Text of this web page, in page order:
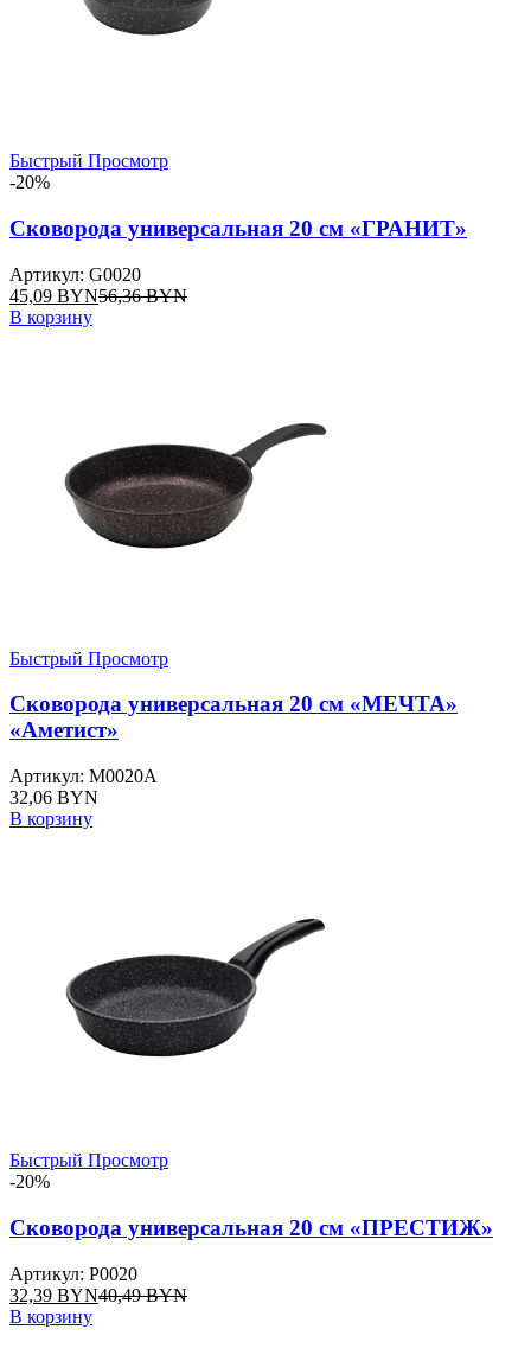
Быстрый Просмотр
-20%
Сковорода универсальная 20 см «ГРАНИТ»
Артикул: G0020
45,09 BYN56,36BYN
В корзину
Быстрый Просмотр
Сковорода универсальная 20 см «МЕЧТА»
«Аметист»
Артикул: M0020A
32,06 BYN
В корзину
Быстрый Просмотр
-20%
Сковорода универсальная 20 см «ПРЕСТИЖ»
Артикул: P0020
32,39 BYN40,49BYN
В корзину